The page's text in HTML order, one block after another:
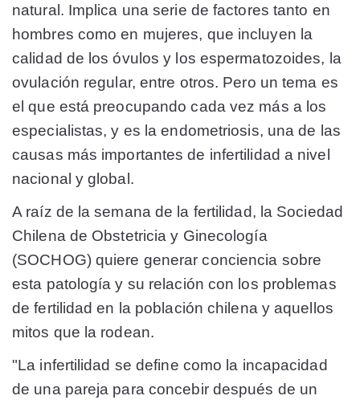
natural. Implica una serie de factores tanto en
hombres como en mujeres, que incluyen la
calidad de los óvulos y los espermatozoides, la
ovulación regular, entre otros. Pero un tema es
el que está preocupando cada vez más a los
especialistas, y es la endometriosis, una de las
causas más importantes de infertilidad a nivel
nacional y global.
A raíz de la semana de la fertilidad, la Sociedad
Chilena de Obstetricia y Ginecología
(SOCHOG) quiere generar conciencia sobre
esta patología y su relación con los problemas
de fertilidad en la población chilena y aquellos
mitos que la rodean.
"La infertilidad se define como la incapacidad
de una pareja para concebir después de un